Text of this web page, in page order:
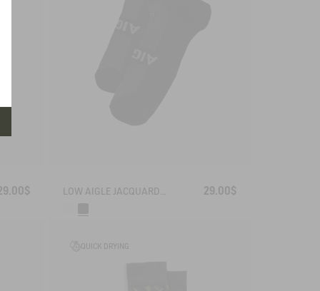
LOW AIGLE JACQUARD SOCKS WITH REINFORCEMENT 29.00$
QUICK DRYING